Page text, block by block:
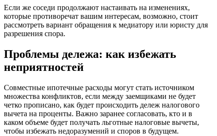
Если же соседи продолжают настаивать на изменениях,
которые противоречат вашим интересам, возможно, стоит
рассмотреть вариант обращения к медиатору или юристу для
разрешения спора.
Проблемы дележа: как избежать
неприятностей
Совместные ипотечные расходы могут стать источником
множества конфликтов, если между заемщиками не будет
четко прописано, как будет происходить дележ налогового
вычета на проценты. Важно заранее согласовать, кто и в
каком объеме будет получать льготные налоговые вычеты,
чтобы избежать недоразумений и споров в будущем.